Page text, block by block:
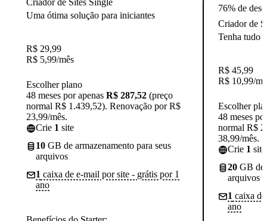
Criador de Sites Single
Uma ótima solução para iniciantes
R$ 29,99
R$ 5,99/mês
Escolher plano
48 meses por apenas R$ 287,52 (preço
normal R$ 1.439,52). Renovação por R$
23,99/mês.
Crie 1 site
10 GB de armazenamento para seus
arquivos
1 caixa de e-mail por site - grátis por 1
ano
76% de
Criador de
Tenha tudo
R$ 45,99
R$ 10,99/
Escolher
48 meses
normal R$
38,99/mês.
Crie 1 site
20 GB de
arquivos
1 caixa
ano